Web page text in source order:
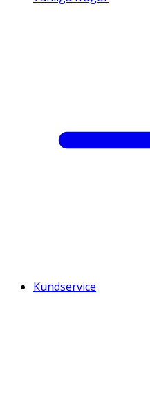
Kundservice